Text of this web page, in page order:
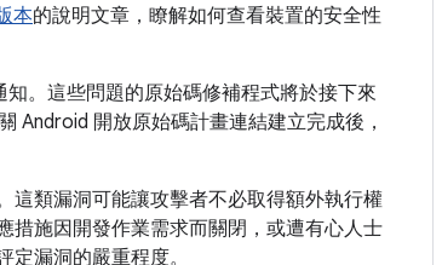
本的說明文章，瞭解如何查看裝置的安全性
。這些問題的原始碼修補程式將於接下來
Android 開放原始碼計畫連結建立完成後，
這類漏洞可能讓攻擊者不必取得額外執行權
措施因開發作業需求而關閉，或遭有心人士
漏洞的嚴重程度。